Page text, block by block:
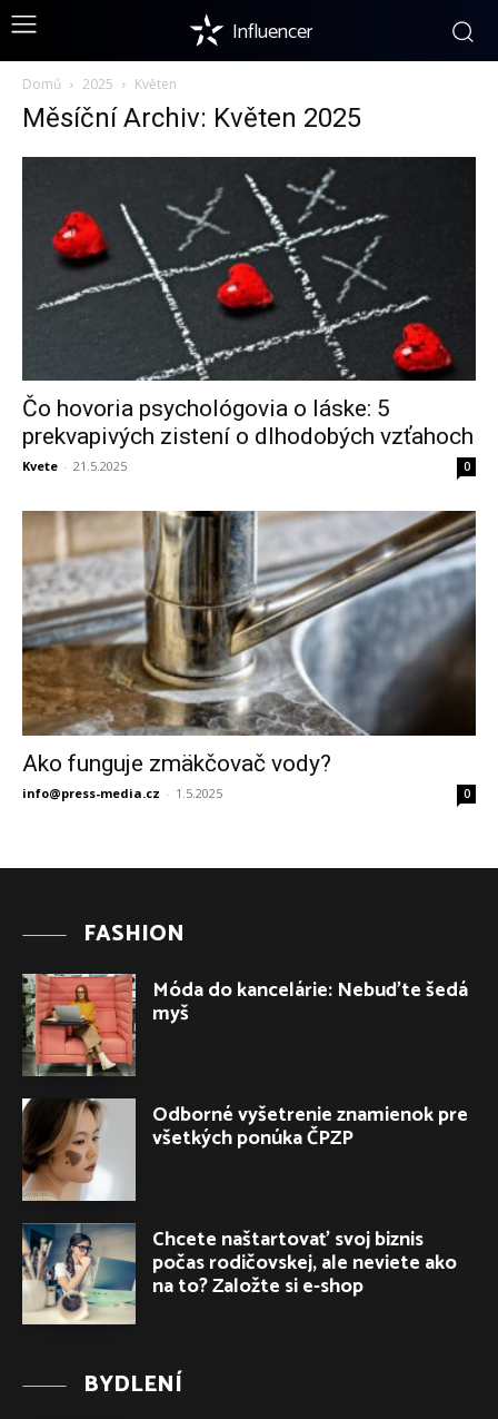
Influencer
Domů 2025 Květen
Měsíční Archiv: Květen 2025
Čo hovoria psychológovia o láske: 5
prekvapivých zistení o dlhodobých vzťahoch
Kvete - 21.5.2025 0
Ako funguje zmäkčovač vody?
info@press-media.cz - 1.5.2025 0
FASHION
Móda do kancelárie: Nebuďte šedá
myš
Odborné vyšetrenie znamienok pre
všetkých ponúka ČPZP
Chcete naštartovať svoj biznis
počas rodičovskej, ale neviete ako
na to? Založte si e-shop
BYDLENÍ